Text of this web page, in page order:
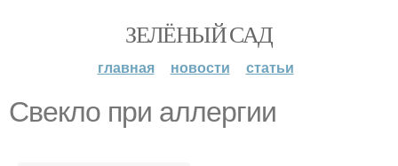
ЗЕЛЁНЫЙ САД
главная новости статьи
Свекло при аллергии